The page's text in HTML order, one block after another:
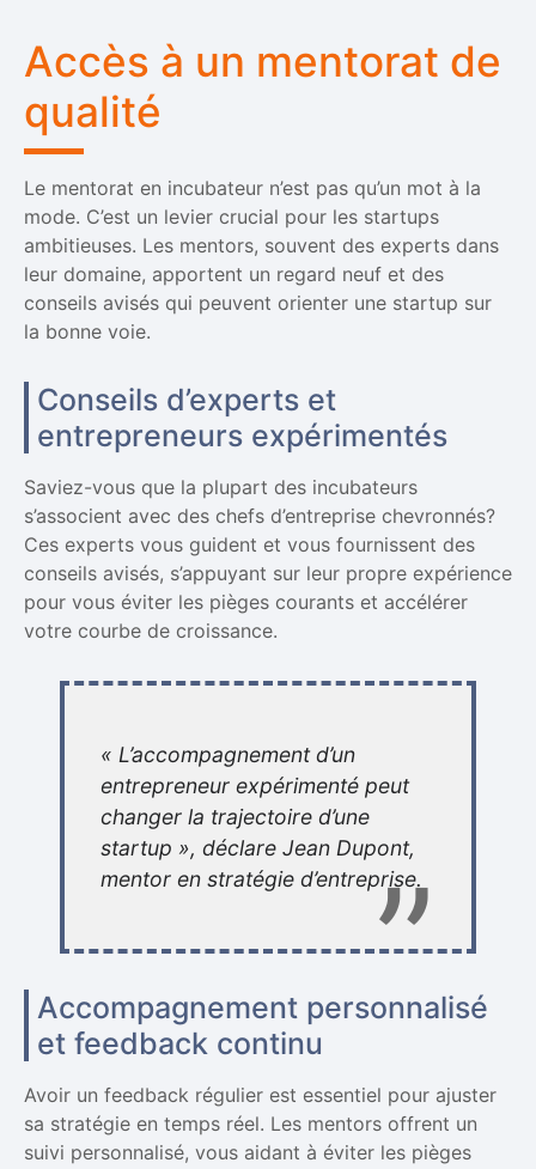
Accès à un mentorat de
qualité
Le mentorat en incubateur n’est pas qu’un mot à la
mode. C’est un levier crucial pour les startups
ambitieuses. Les mentors, souvent des experts dans
leur domaine, apportent un regard neuf et des
conseils avisés qui peuvent orienter une startup sur
la bonne voie.
Conseils d’experts et
entrepreneurs expérimentés
Saviez-vous que la plupart des incubateurs
s’associent avec des chefs d’entreprise chevronnés?
Ces experts vous guident et vous fournissent des
conseils avisés, s’appuyant sur leur propre expérience
pour vous éviter les pièges courants et accélérer
votre courbe de croissance.
« L’accompagnement d’un
entrepreneur expérimenté peut
changer la trajectoire d’une
startup », déclare Jean Dupont,
mentor en stratégie d’entreprise.
Accompagnement personnalisé
et feedback continu
Avoir un feedback régulier est essentiel pour ajuster
sa stratégie en temps réel. Les mentors offrent un
suivi personnalisé, vous aidant à éviter les pièges